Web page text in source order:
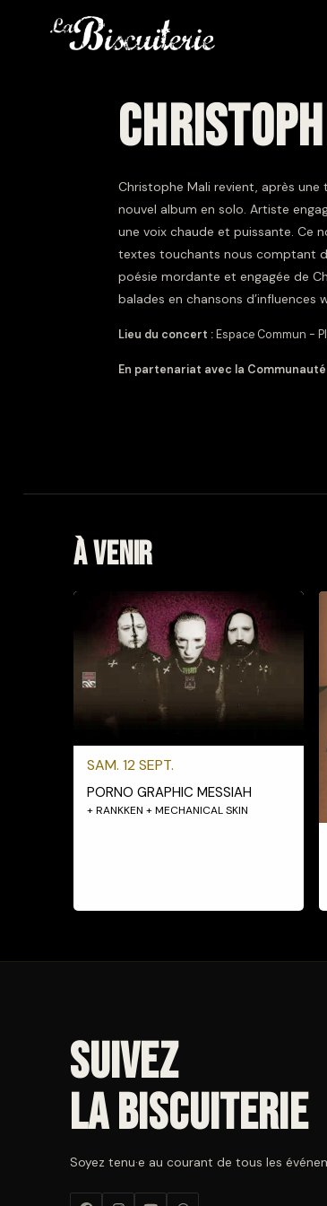
Christophe Mali revient, après
nouvel album en solo. Artiste
une voix chaude et puissante. Ce
textes touchants nous comptant
poésie mordante et engagée de
balades en chansons d’influences
Lieu du concert : Espace Commun -
En partenariat avec la
À venir
SAM. 12 SEPT.
PORNO GRAPHIC MESSIAH
+ RANKKEN + MECHANICAL SKIN
Suivez
La Biscuiterie
Soyez tenu·e au courant de tous les